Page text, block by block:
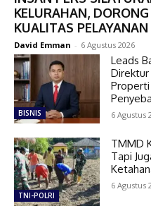
KELURAHAN,
KUALITAS
David Emman - 6 Agustus 2026
BISNIS
Leads
Direktur
6 Agustus
TNI-POLRI
TMMD
Tapi
6 Agustus